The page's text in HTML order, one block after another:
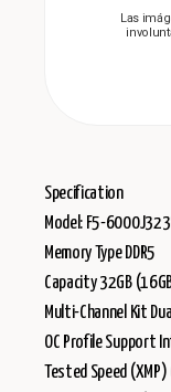
Las
Specification
Model: F5-
Memory Type DDR5
Capacity 32GB
Multi-Channel Kit
OC Profile Support
Tested Speed